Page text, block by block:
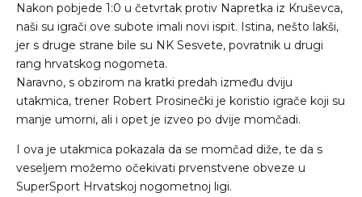
Nakon pobjede 1:0 u četvrtak protiv Napretka iz Kruševca,
naši su igrači ove subote imali novi ispit. Istina, nešto lakši,
jer s druge strane bile su NK Sesvete, povratnik u drugi
rang hrvatskog nogometa.
Naravno, s obzirom na kratki predah između dviju
utakmica, trener Robert Prosinečki je koristio igrače koji su
manje umorni, ali i opet je izveo po dvije momčadi.
I ova je utakmica pokazala da se momčad diže, te da s
veseljem možemo očekivati prvenstvene obveze u
SuperSport Hrvatskoj nogometnoj ligi.